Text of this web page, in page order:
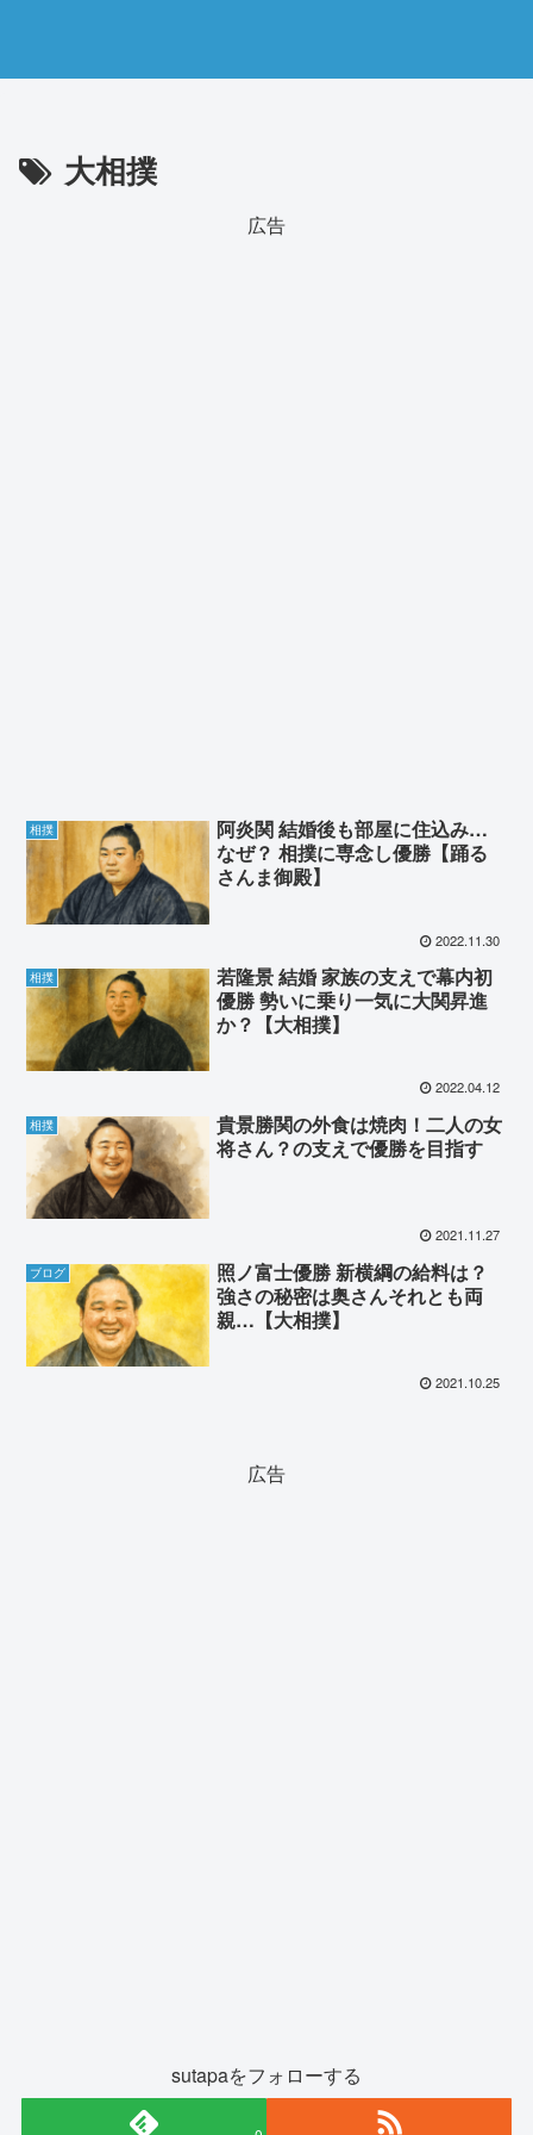
大相撲
広告
相撲
阿炎関 結婚後も部屋に住込み…
なぜ？ 相撲に専念し優勝【踊る
さんま御殿】
2022.11.30
相撲
若隆景 結婚 家族の支えで幕内初
優勝 勢いに乗り一気に大関昇進
か？【大相撲】
2022.04.12
相撲
貴景勝関の外食は焼肉！二人の女
将さん？の支えで優勝を目指す
2021.11.27
ブログ
照ノ富士優勝 新横綱の給料は？
強さの秘密は奥さんそれとも両
親…【大相撲】
2021.10.25
広告
sutapaをフォローする